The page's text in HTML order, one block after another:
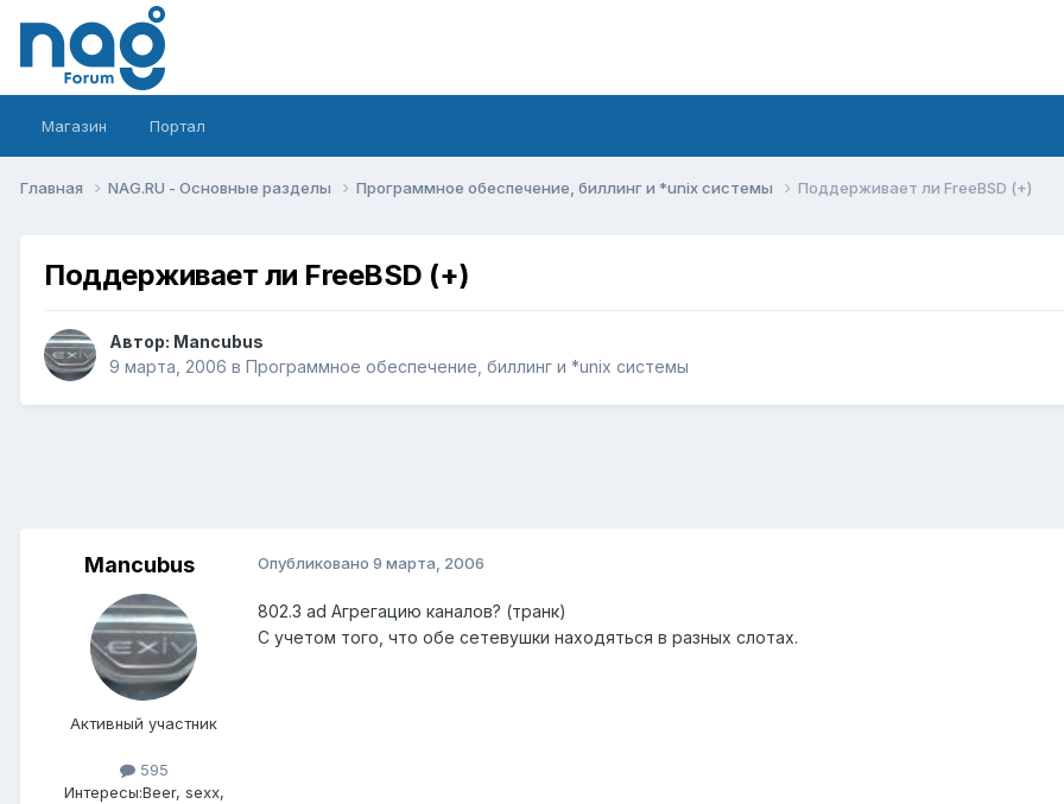
Магазин Портал
Главная NAG.RU - Основные разделы Программное обеспечение, биллинг и *unix системы Поддерживает ли FreeBSD (+)
Поддерживает ли FreeBSD (+)
Автор: Mancubus
9 марта, 2006 в Программное обеспечение, биллинг и *unix системы
Mancubus
Активный участник
595
Интересы:Beer, sexx,
Опубликовано 9 марта, 2006
802.3 ad Агрегацию каналов? (транк)
С учетом того, что обе сетевушки находяться в разных слотах.